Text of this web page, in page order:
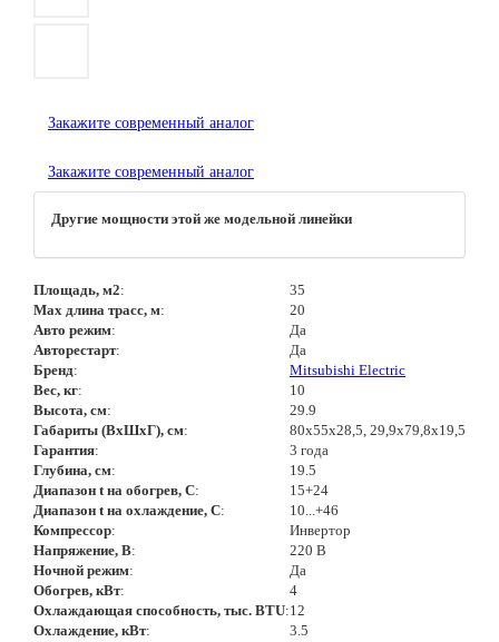
Закажите современный аналог
Закажите современный аналог
Другие мощности этой же модельной линейки
Площадь, м2:
35
Max длина трасс, м:
20
Авто режим:
Да
Авторестарт:
Да
Бренд:
Mitsubishi Electric
Вес, кг:
10
Высота, см:
29.9
Габариты (ВхШхГ), см:
80x55x28,5, 29,9х79,8х19,5
Гарантия:
3 года
Глубина, см:
19.5
Диапазон t на обогрев, С:
15+24
Диапазон t на охлаждение, С:
10...+46
Компрессор:
Инвертор
Напряжение, В:
220 В
Ночной режим:
Да
Обогрев, кВт:
4
Охлаждающая способность, тыс. BTU:12
Охлаждение, кВт: 3.5